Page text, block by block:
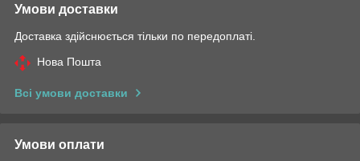
Умови доставки
Доставка здійснюється тільки по передоплаті.
Нова Пошта
Всі умови доставки
Умови оплати